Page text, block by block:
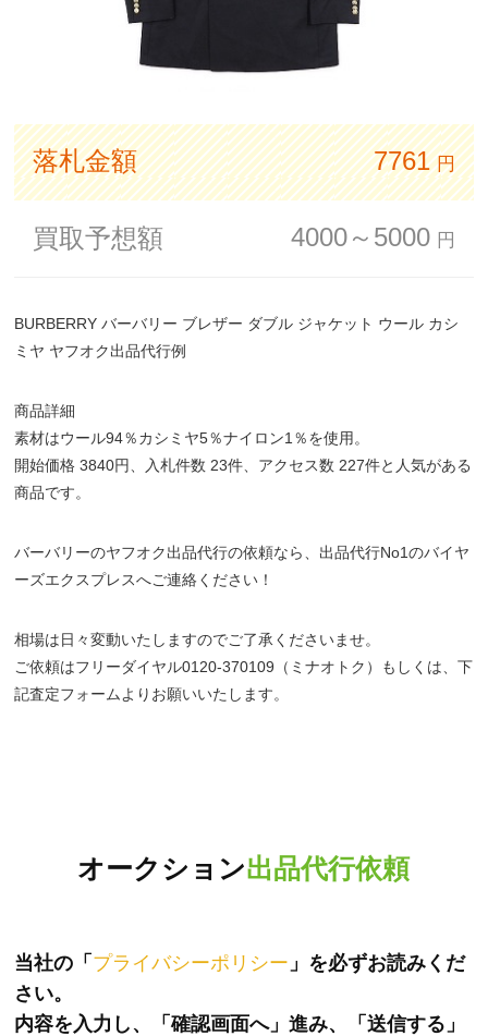
落札金額 7761 円
買取予想額 4000～5000 円
BURBERRY バーバリー ブレザー ダブル ジャケット ウール カシ
ミヤ ヤフオク出品代行例
商品詳細
素材はウール94％カシミヤ5％ナイロン1％を使用。
開始価格 3840円、入札件数 23件、アクセス数 227件と人気がある
商品です。
バーバリーのヤフオク出品代行の依頼なら、出品代行No1のバイヤ
ーズエクスプレスへご連絡ください！
相場は日々変動いたしますのでご了承くださいませ。
ご依頼はフリーダイヤル0120-370109（ミナオトク）もしくは、下
記査定フォームよりお願いいたします。
オークション出品代行依頼
当社の「 プライバシーポリシー 」を必ずお読みくだ
さい。
内容を入力し、「確認画面へ」進み、「送信する」